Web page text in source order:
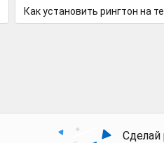
Как установить рингтон на
Сделай